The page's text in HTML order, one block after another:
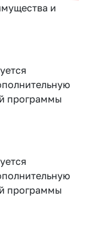
и
программы
программы